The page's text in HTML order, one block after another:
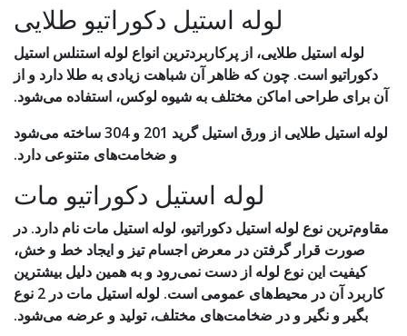
لوله استیل دکوراتیو طلایی
لوله استیل طلایی، از پرکاربردترین انواع لوله استنلس استیل
دکوراتیو است. چون که ظاهر آن شباهت زیادی به طلا دارد و از
آن برای طراحی اماکن مختلف به شیوه لوکس، استفاده می‌شود.
لوله استیل طلایی از ورق استیل گرید 201 و 304 ساخته می‌شود
و ضخامت‌های متنوعی دارد.
لوله استیل دکوراتیو مات
مقاوم‌ترین نوع لوله استیل دکوراتیو، لوله استیل مات نام دارد. در
صورت قرار گرفتن در معرض اجسام تیز و ایجاد خط و خش،
کیفیت این نوع لوله از دست نمی‌رود و به همین دلیل بیشترین
کاربرد آن در محیط‌های عمومی است. لوله استیل مات در 2 نوع
بگیر و نگیر و در ضخامت‌های مختلف، تولید و عرضه می‌شود.